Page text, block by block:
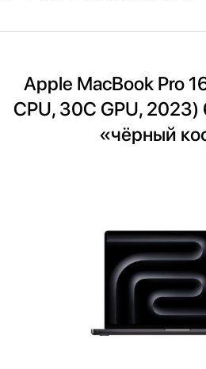
Apple MacBook Pro
CPU, 30C GPU, 2023)
«чёрный